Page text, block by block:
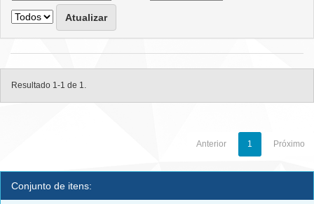
Resultado 1-1 de 1.
Anterior 1 Próximo
Conjunto de itens: